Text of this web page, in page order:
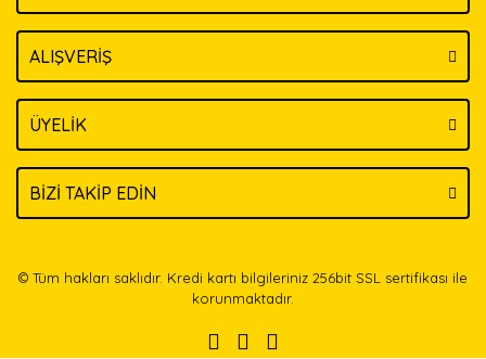
ALIŞVERİŞ
ÜYELİK
BİZİ TAKİP EDİN
© Tüm hakları saklıdır. Kredi kartı bilgileriniz 256bit SSL sertifikası ile
korunmaktadır.